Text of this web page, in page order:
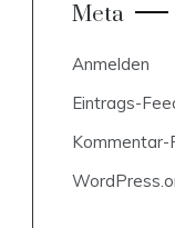
Meta
Anmelden
Eintrags-
Kommentar-